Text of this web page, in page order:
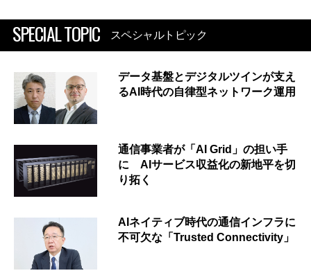
SPECIAL TOPIC スペシャルトピック
データ基盤とデジタルツインが支え
るAI時代の自律型ネットワーク運用
通信事業者が「AI Grid」の担い手
に AIサービス収益化の新地平を切
り拓く
AIネイティブ時代の通信インフラに
不可欠な「Trusted Connectivity」